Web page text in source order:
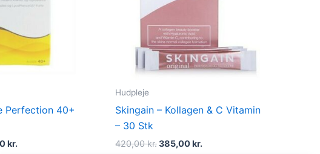
Perfection 40+
kr.
Hudpleje
Skingain – Kollagen & C Vitamin
– 30 Stk
420,00kr.385,00kr.